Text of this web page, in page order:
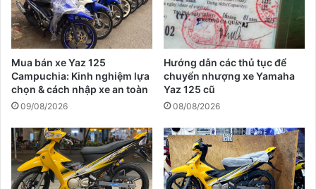
Mua bán xe Yaz 125
Campuchia: Kinh nghiệm lựa
chọn & cách nhập xe an toàn
09/08/2026
Hướng dẫn các thủ tục để
chuyển nhượng xe Yamaha
Yaz 125 cũ
08/08/2026